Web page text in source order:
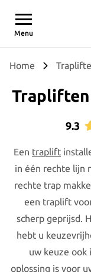
Trapliften
Traplift met
Rechte
Traplift
Traplift voor
Traplift
Traplift
Prijs &
Wat is de
Een traplift
Traplift
Levertijd en
Onderhoud
Over
Over ons
Waarom
Onze
Vacatures
Nazorg
Contact
Contact
Gratis
Showroom
Gratis
Keuzehulp
Traplift
Menu
Home
9.3
Een traplift
in één rechte lijn
rechte trap
een traplift
scherp geprijsd.
hebt u
uw keuze ook
oplossing is voor